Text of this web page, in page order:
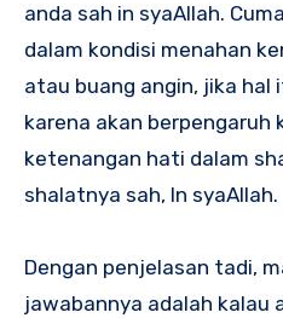
anda sah in syaAllah.
dalam kondisi menahan
atau buang angin, jika
karena akan berpengaruh
ketenangan hati dalam
shalatnya sah, In syaAllah.
Dengan penjelasan tadi,
jawabannya adalah kalau